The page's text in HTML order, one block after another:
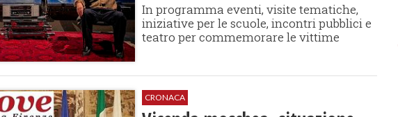
In programma eventi, visite tematiche,
iniziative per le scuole, incontri pubblici e
teatro per commemorare le vittime
CRONACA